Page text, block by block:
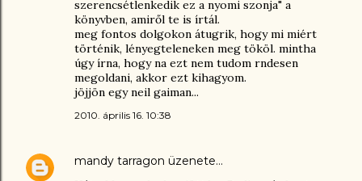
szerencsétlenkedik ez a nyomi szonja" a
könyvben, amiről te is írtál.
meg fontos dolgokon átugrik, hogy mi miért
történik, lényegteleneken meg tököl. mintha
úgy írna, hogy na ezt nem tudom rndesen
megoldani, akkor ezt kihagyom.
jöjjön egy neil gaiman...
2010. április 16. 10:38
mandy tarragon üzenete…